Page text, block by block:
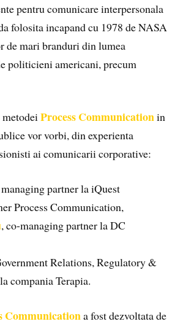
pentru comunicare interpersonala
folosita incapand cu 1978 de NASA
de mari branduri din lumea
politicieni americani, precum
metodeiProcess Communicationin
vor vorbi, din experienta
ai comunicarii corporative:
partner la iQuest
Process Communication,
, co-managing partner la DC
Relations, Regulatory &
compania Terapia.
Communicationa fost dezvoltata de